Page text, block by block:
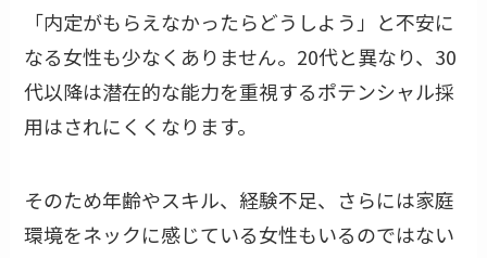
「内定がもらえなかったらどうしよう」と不安に
なる女性も少なくありません。20代と異なり、30
代以降は潜在的な能力を重視するポテンシャル採
用はされにくくなります。
そのため年齢やスキル、経験不足、さらには家庭
環境をネックに感じている女性もいるのではない